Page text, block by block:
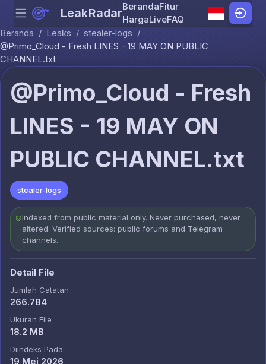
Skip to content
Menu LeakRadarBerandaFitur
HargaLiveFAQ
Beranda / Leaks / stealer-logs /
@Primo_Cloud - Fresh LINES - 19 MAY ON PUBLIC
CHANNEL.txt
@Primo_Cloud - Fresh
LINES - 19 MAY ON
PUBLIC CHANNEL.txt
stealer-logs
Indexed from public material only. Never purchased, never
altered. Verified sources: public forums and Telegram
channels.
Detail File
Jumlah Catatan
266.784
Ukuran File
18.2 MB
Diindeks Pada
19 Mei 2026